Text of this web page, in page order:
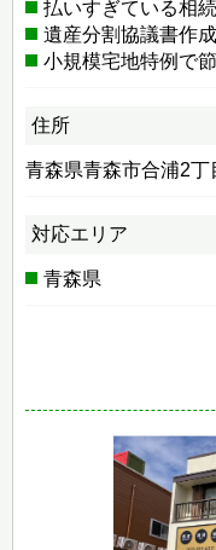
払いすぎている相
遺産分割協議書作
小規模宅地特例で
住所
青森県青森市合浦2丁
対応エリア
青森県